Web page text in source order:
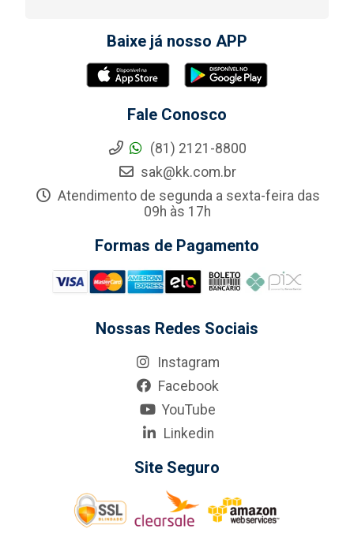
Baixe já nosso APP
Fale Conosco
(81) 2121-8800
sak@kk.com.br
Atendimento de segunda a sexta-feira das
09h às 17h
Formas de Pagamento
Nossas Redes Sociais
Instagram
Facebook
YouTube
Linkedin
Site Seguro